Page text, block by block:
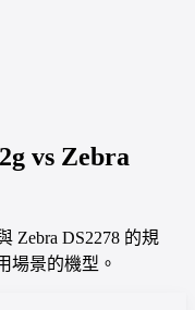
vs Zebra
Zebra DS2278 的規
場景的機型。